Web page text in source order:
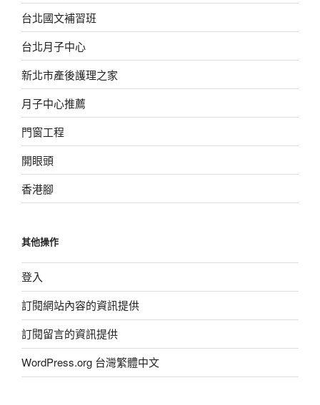
台北國文補習班
台北月子中心
新北市產後護理之家
月子中心推薦
門窗工程
開眼頭
香港腳
其他操作
登入
訂閱網站內容的資訊提供
訂閱留言的資訊提供
WordPress.org 台灣繁體中文